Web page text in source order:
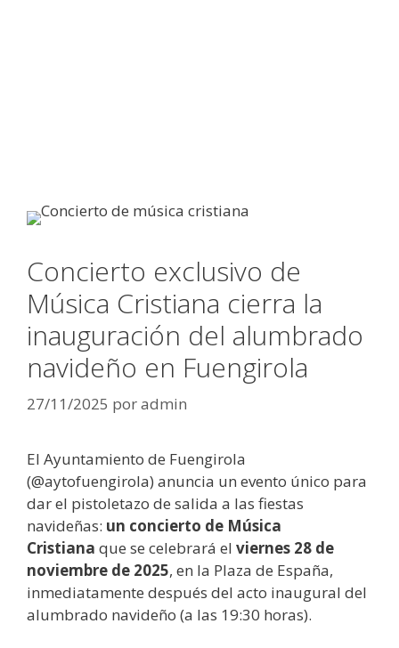
Concierto exclusivo de
Música Cristiana cierra la
inauguración del alumbrado
navideño en Fuengirola
27/11/2025 poradmin
El Ayuntamiento de Fuengirola
(@aytofuengirola) anuncia un evento único para
dar el pistoletazo de salida a las fiestas
navideñas: un concierto de Música
Cristiana que se celebrará el viernes 28 de
noviembre de 2025, en la Plaza de España,
inmediatamente después del acto inaugural del
alumbrado navideño (a las 19:30 horas).